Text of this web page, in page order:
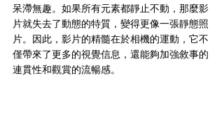
呆滯無趣。如果所有元素都靜止不動，那麼影
片就失去了動態的特質，變得更像一張靜態照
片。因此，影片的精髓在於相機的運動，它不
僅帶來了更多的視覺信息，還能夠加強敘事的
連貫性和觀賞的流暢感。